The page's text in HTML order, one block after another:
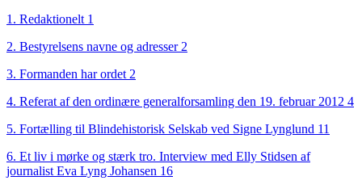
1. Redaktionelt 1
2. Bestyrelsens navne og adresser 2
3. Formanden har ordet 2
4. Referat af den ordinære generalforsamling den 19. februar 2012 4
5. Fortælling til Blindehistorisk Selskab ved Signe Lynglund 11
6. Et liv i mørke og stærk tro. Interview med Elly Stidsen af
journalist Eva Lyng Johansen 16